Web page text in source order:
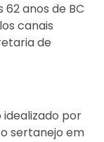
anos de BC
canais
de
idealizado por
sertanejo em